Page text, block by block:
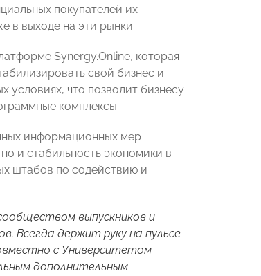
покупателей их
в выходе на эти рынки.
Synergy.Online, которая
свой бизнес и
условиях, что позволит бизнесу
комплексы.
информационных мер
и стабильность экономики в
штабов по содействию и
выпускников и
Всегда держит руку на пульсе
с Университетом
дополнительным